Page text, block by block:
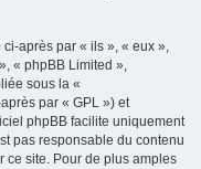
après par « ils », « eux »,
« phpBB Limited »,
sous la «
par « GPL ») et
phpBB facilite uniquement
pas responsable du contenu
ce site. Pour de plus amples